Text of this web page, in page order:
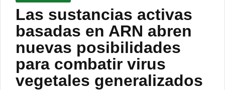
Las sustancias activas
basadas en ARN abren
nuevas posibilidades
para combatir virus
vegetales generalizados